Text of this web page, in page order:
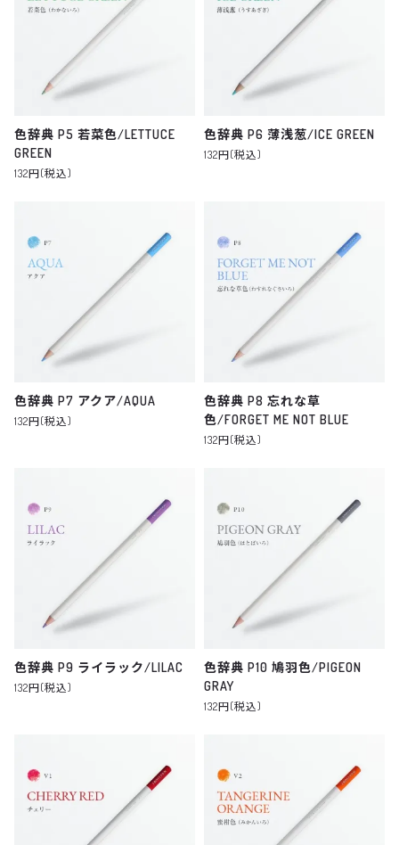
色辞典 P5 若菜色/LETTUCE
GREEN
132円(税込)
色辞典 P6 薄浅葱/ICE GREEN
132円(税込)
色辞典 P7 アクア/AQUA
132円(税込)
色辞典 P8 忘れな草
色/FORGET ME NOT BLUE
132円(税込)
色辞典 P9 ライラック/LILAC
132円(税込)
色辞典 P10 鳩羽色/PIGEON
GRAY
132円(税込)